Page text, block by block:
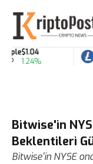
$1.04
1.24%
Bitwise'in
Beklentileri
Bitwise'in NYSE